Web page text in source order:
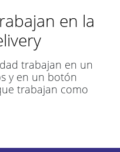
en la
trabajan en un
y en un botón
trabajan como